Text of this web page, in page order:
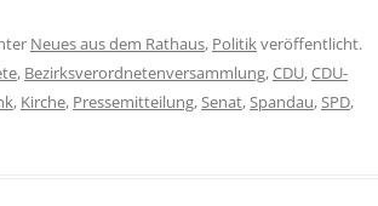
Neues aus dem Rathaus, Politikveröffentlicht.
, Bezirksverordnetenversammlung,CDU,CDU-
, Kirche, Pressemitteilung,Senat,Spandau,SPD,